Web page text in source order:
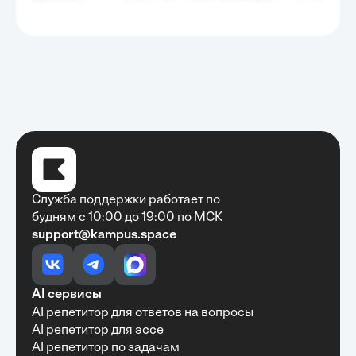
Очень быстро, недорого, качественно,
доступно
Алексей Антонов•27 мая, 2025
Обучение с Кампус Хаб — очень экономит
полезной информации. Рекомендую ...
Служба поддержки работает по
будням с 10:00 до 19:00 по МСК
support@kampus.space
AI сервисы
AI репетитор для ответов на вопросы
AI репетитор для эссе
AI репетитор по задачам